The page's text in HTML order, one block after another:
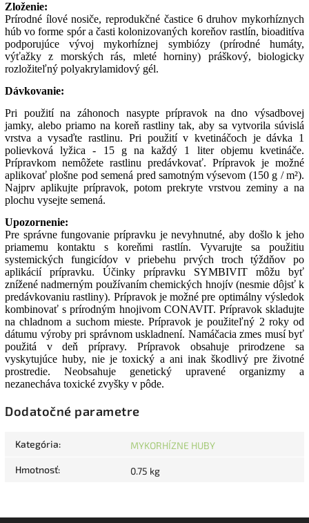
Zloženie:
Prírodné ílové nosiče, reprodukčné častice 6 druhov mykorhíznych
húb vo forme spór a časti kolonizovaných koreňov rastlín, bioaditíva
podporujúce vývoj mykorhíznej symbiózy (prírodné humáty,
výťažky z morských rás, mleté horniny) práškový, biologicky
rozložiteľný polyakrylamidový gél.
Dávkovanie:
Pri použití na záhonoch nasypte prípravok na dno výsadbovej
jamky, alebo priamo na koreň rastliny tak, aby sa vytvorila súvislá
vrstva a vysaďte rastlinu. Pri použití v kvetináčoch je dávka 1
polievková lyžica - 15 g na každý 1 liter objemu kvetináče.
Prípravkom nemôžete rastlinu predávkovať. Prípravok je možné
aplikovať plošne pod semená pred samotným výsevom (150 g / m²).
Najprv aplikujte prípravok, potom prekryte vrstvou zeminy a na
plochu vysejte semená.
Upozornenie:
Pre správne fungovanie prípravku je nevyhnutné, aby došlo k jeho
priamemu kontaktu s koreňmi rastlín. Vyvarujte sa použitiu
systemických fungicídov v priebehu prvých troch týždňov po
aplikácií prípravku. Účinky prípravku SYMBIVIT môžu byť
znížené nadmerným používaním chemických hnojív (nesmie dôjsť k
predávkovaniu rastliny). Prípravok je možné pre optimálny výsledok
kombinovať s prírodným hnojivom CONAVIT. Prípravok skladujte
na chladnom a suchom mieste. Prípravok je použiteľný 2 roky od
dátumu výroby pri správnom uskladnení. Namáčacia zmes musí byť
použitá v deň prípravy. Prípravok obsahuje prirodzene sa
vyskytujúce huby, nie je toxický a ani inak škodlivý pre životné
prostredie. Neobsahuje genetický upravené organizmy a
nezanecháva toxické zvyšky v pôde.
Dodatočné parametre
Kategória: MYKORHÍZNE HUBY
Hmotnosť: 0.75 kg